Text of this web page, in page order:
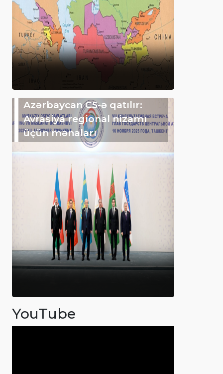
Azərbaycan C5-ə qatılır:
Avrasiya regional nizamı
üçün mənaları
YouTube